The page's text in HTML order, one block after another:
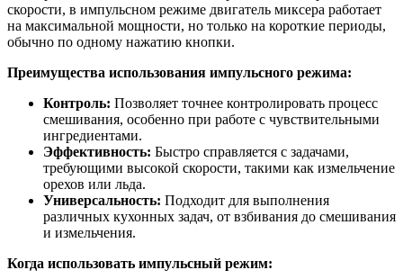
скорости, в импульсном режиме двигатель миксера работает
на максимальной мощности, но только на короткие периоды,
обычно по одному нажатию кнопки.
Преимущества использования импульсного режима:
Контроль: Позволяет точнее контролировать процесс
смешивания, особенно при работе с чувствительными
ингредиентами.
Эффективность: Быстро справляется с задачами,
требующими высокой скорости, такими как измельчение
орехов или льда.
Универсальность: Подходит для выполнения
различных кухонных задач, от взбивания до смешивания
и измельчения.
Когда использовать импульсный режим: